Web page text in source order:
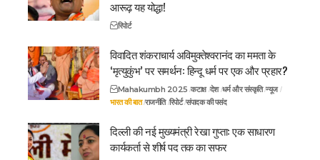
आरूढ़ यह योद्धा!
रिपोर्ट
विवादित शंकराचार्य अविमुक्तेश्वरानंद का ममता के
‘मृत्युकुंभ’ पर समर्थन: हिन्दू धर्म पर एक और प्रहार?
Mahakumbh 2025 कटाक्ष देश धर्म और संस्कृति न्यूज
भारत की बात राजनीति रिपोर्ट संपादक की पसंद
दिल्ली की नई मुख्यमंत्री रेखा गुप्ता: एक साधारण
कार्यकर्ता से शीर्ष पद तक का सफर